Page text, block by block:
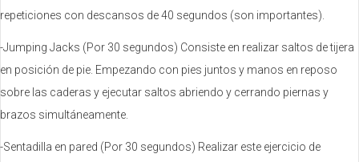
repeticiones con descansos de 40 segundos (son importantes).
-Jumping Jacks (Por 30 segundos) Consiste en realizar saltos de tijera
en posición de pie. Empezando con pies juntos y manos en reposo
sobre las caderas y ejecutar saltos abriendo y cerrando piernas y
brazos simultáneamente.
-Sentadilla en pared (Por 30 segundos) Realizar este ejercicio de